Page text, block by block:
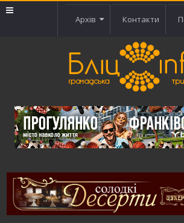
Архів Контакти